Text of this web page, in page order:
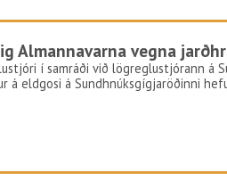
Almannavarna vegna
í samráði við lögreglustjórann á
á eldgosi á Sundhnúksgígjaröðinni